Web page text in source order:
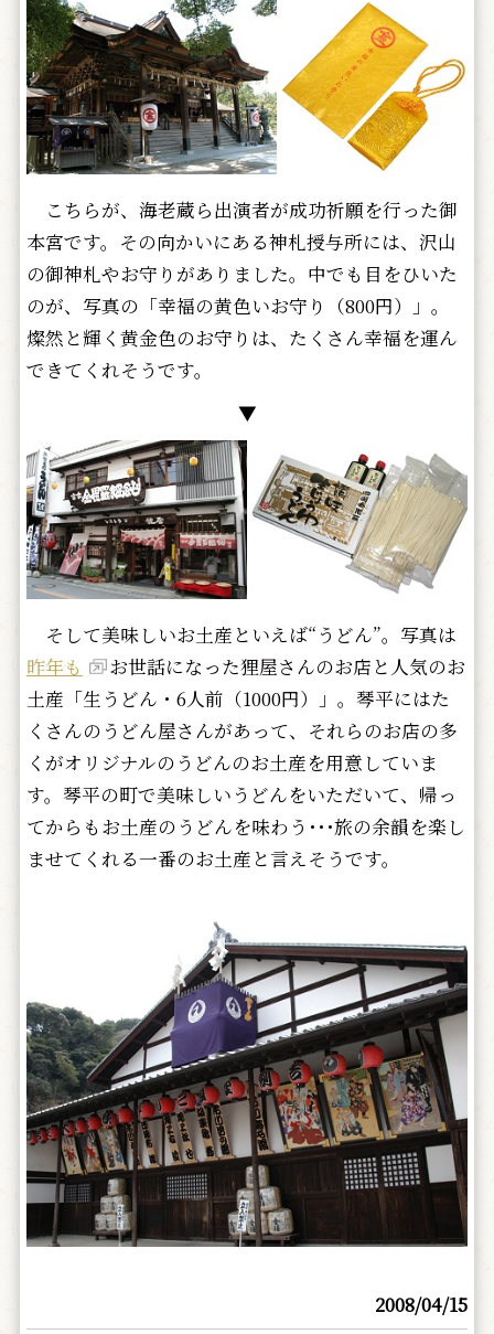
こちらが、海老蔵ら出演者が成功祈願を行った御
本宮です。その向かいにある神札授与所には、沢山
の御神札やお守りがありました。中でも目をひいた
のが、写真の「幸福の黄色いお守り（800円）」。
燦然と輝く黄金色のお守りは、たくさん幸福を運ん
できてくれそうです。
▼
そして美味しいお土産といえば“うどん”。写真は
昨年も
お世話になった狸屋さんのお店と人気のお
土産「生うどん・6人前（1000円）」。琴平にはた
くさんのうどん屋さんがあって、それらのお店の多
くがオリジナルのうどんのお土産を用意していま
す。琴平の町で美味しいうどんをいただいて、帰っ
てからもお土産のうどんを味わう･･･旅の余韻を楽し
ませてくれる一番のお土産と言えそうです。
2008/04/15